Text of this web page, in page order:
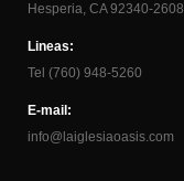
Hesperia, CA 92340-2608
Lineas:
Tel (760) 948-5260
E-mail:
info@laiglesiaoasis.com